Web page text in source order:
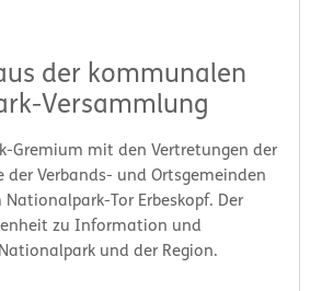
der kommunalen
Versammlung
Gremium mit den Vertretungen der
der Verbands- und Ortsgemeinden
Tor Erbeskopf. Der
zu Information und
und der Region.